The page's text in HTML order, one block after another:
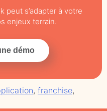
peut s’adapter à votre
enjeux terrain.
démo
, franchise,